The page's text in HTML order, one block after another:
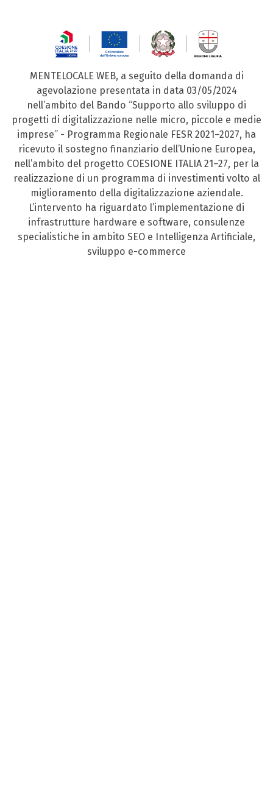
MENTELOCALE WEB, a seguito della domanda di
agevolazione presentata in data 03/05/2024
nell’ambito del Bando “Supporto allo sviluppo di
progetti di digitalizzazione nelle micro, piccole e medie
imprese” - Programma Regionale FESR 2021–2027, ha
ricevuto il sostegno finanziario dell’Unione Europea,
nell’ambito del progetto COESIONE ITALIA 21–27, per la
realizzazione di un programma di investimenti volto al
miglioramento della digitalizzazione aziendale.
L’intervento ha riguardato l’implementazione di
infrastrutture hardware e software, consulenze
specialistiche in ambito SEO e Intelligenza Artificiale,
sviluppo e-commerce